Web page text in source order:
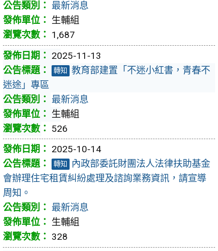
最新消息
生輔組
1,687
2025-11-13
轉知
教育部建置「不迷小紅書，青春不
迷途」專區
最新消息
生輔組
526
2025-10-14
轉知
內政部委託財團法人法律扶助基金
會辦理住宅租賃糾紛處理及諮詢業務資訊，請宣導
周知。
最新消息
生輔組
328